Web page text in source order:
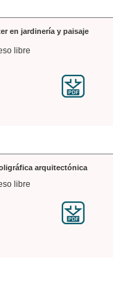
en jardinería y paisaje
libre
arquitectónica
libre